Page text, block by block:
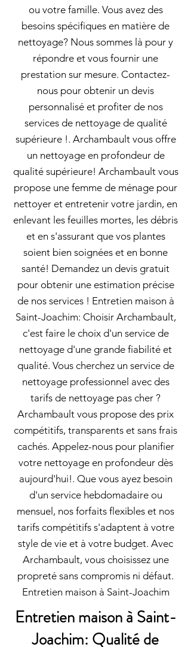
ou votre famille. Vous avez des
besoins spécifiques en matière de
nettoyage? Nous sommes là pour y
répondre et vous fournir une
prestation sur mesure. Contactez-
nous pour obtenir un devis
personnalisé et profiter de nos
services de nettoyage de qualité
supérieure !. Archambault vous offre
un nettoyage en profondeur de
qualité supérieure! Archambault vous
propose une femme de ménage pour
nettoyer et entretenir votre jardin, en
enlevant les feuilles mortes, les débris
et en s'assurant que vos plantes
soient bien soignées et en bonne
santé! Demandez un devis gratuit
pour obtenir une estimation précise
de nos services ! Entretien maison à
Saint-Joachim: Choisir Archambault,
c'est faire le choix d'un service de
nettoyage d'une grande fiabilité et
qualité. Vous cherchez un service de
nettoyage professionnel avec des
tarifs de nettoyage pas cher ?
Archambault vous propose des prix
compétitifs, transparents et sans frais
cachés. Appelez-nous pour planifier
votre nettoyage en profondeur dès
aujourd'hui!. Que vous ayez besoin
d'un service hebdomadaire ou
mensuel, nos forfaits flexibles et nos
tarifs compétitifs s'adaptent à votre
style de vie et à votre budget. Avec
Archambault, vous choisissez une
propreté sans compromis ni défaut.
Entretien maison à Saint-Joachim
Entretien maison à Saint-
Joachim: Qualité de